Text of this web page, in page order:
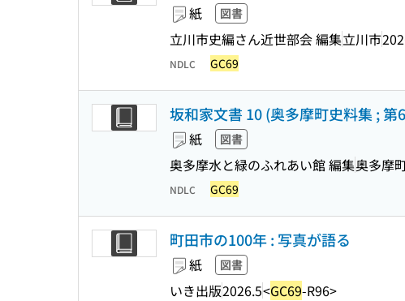
紙 図書
立川市史編さん近世部会 編集立川市
NDLC GC69
坂和家文書 10 (奥多摩町史料集 ; 第
紙 図書
奥多摩水と緑のふれあい館 編集奥多摩
NDLC GC69
町田市の100年 : 写真が語る
紙 図書
いき出版2026.5<GC69-R96>